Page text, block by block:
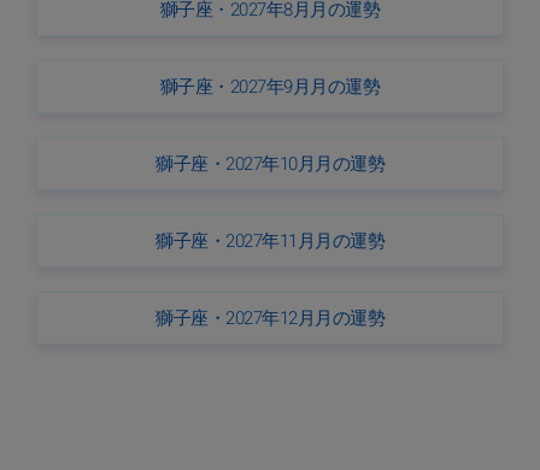
獅子座・2027年8月月の運勢
獅子座・2027年9月月の運勢
獅子座・2027年10月月の運勢
獅子座・2027年11月月の運勢
獅子座・2027年12月月の運勢